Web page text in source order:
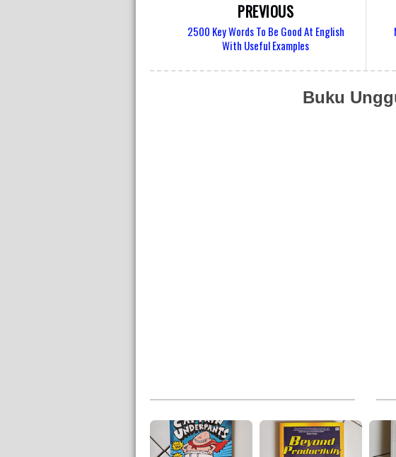
PREVIOUS
2500 Key Words To Be Good At English
With Useful Examples
Buku